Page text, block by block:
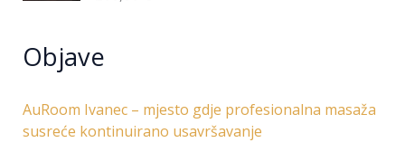
Objave
AuRoom Ivanec – mjesto gdje profesionalna masaža
susreće kontinuirano usavršavanje